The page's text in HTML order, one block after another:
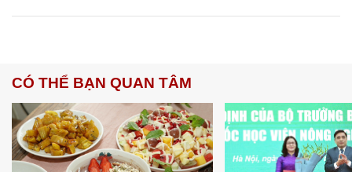
CÓ THỂ BẠN QUAN TÂM